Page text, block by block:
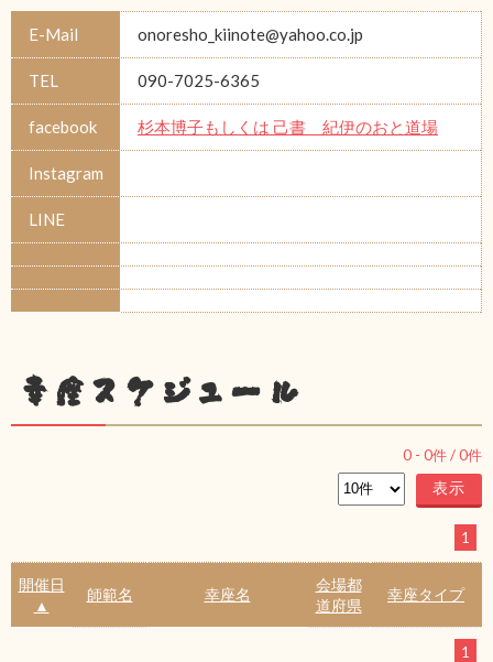
E-Mail onoresho_kiinote@yahoo.co.jp
TEL 090-7025-6365
facebook 杉本博子もしくは 己書 紀伊のおと道場
Instagram
LINE
幸座スケジュール
0 - 0件 /0件
1
開催日
▲
師範名 幸座名
会場都
道府県
幸座タイプ
1